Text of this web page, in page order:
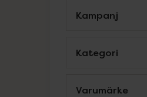
Kampanj
Kategori
Varumärke